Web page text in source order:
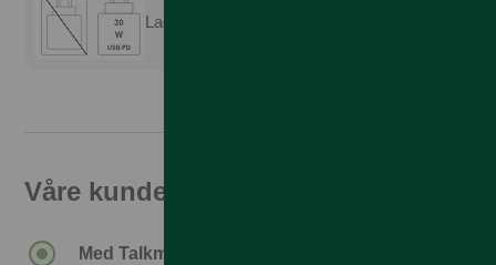
Lader er ikke inkludert
Våre kunder får den beste prisen
Med Talkmore-abonnement.